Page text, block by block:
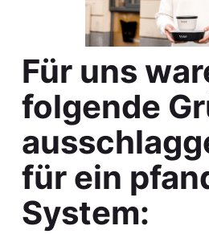
Für uns
folgende
für ein
System: